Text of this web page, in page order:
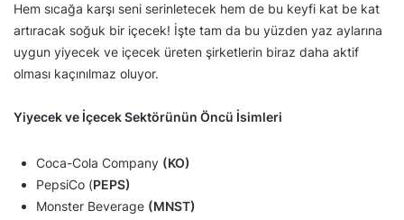
Hem sıcağa karşı seni serinletecek hem de bu keyfi kat be kat
artıracak soğuk bir içecek! İşte tam da bu yüzden yaz aylarına
uygun yiyecek ve içecek üreten şirketlerin biraz daha aktif
olması kaçınılmaz oluyor.
Yiyecek ve İçecek Sektörünün Öncü İsimleri
Coca-Cola Company (KO)
PepsiCo (PEPS)
Monster Beverage (MNST)